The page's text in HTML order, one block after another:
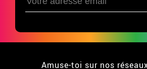
Amuse-toi sur nos